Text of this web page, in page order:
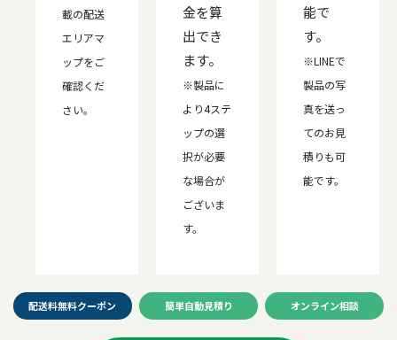
載の配送
エリアマ
ップをご
確認くだ
さい。
金を算
出でき
ます。
※製品に
より4ステ
ップの選
択が必要
な場合が
ございま
す。
能で
す。
※LINEで
製品の写
真を送っ
てのお見
積りも可
能です。
配送料無料クーポン 簡単自動見積り オンライン相談